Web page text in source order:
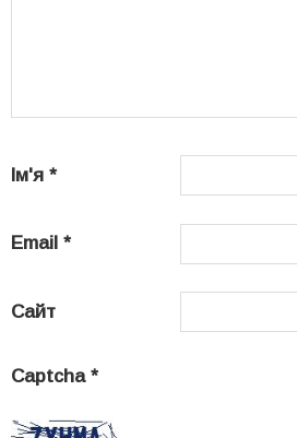
Ім'я *
Email *
Сайт
Captcha *